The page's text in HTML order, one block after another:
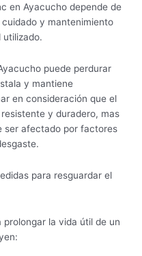
en Ayacucho depende de
y mantenimiento
utilizado.
puede perdurar
y mantiene
en consideración que el
y duradero, mas
ser afectado por factores
para resguardar el
la vida útil de un